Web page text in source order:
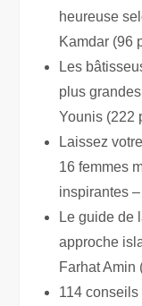
heureuse
Kamdar (96
Les
plus
Younis (222
Laissez
16 femmes
inspirantes
Le guide de
approche
Farhat Amin
114 conseils